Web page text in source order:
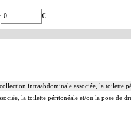
€
intraabdominale associée, la toilette
la toilette péritonéale et/ou la pose de